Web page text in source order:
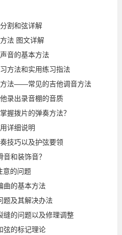
割和弦详解
法 图文详解
音的基本方法
方法和实用练习指法
法——常见的吉他调音方法
录出录音棚的音质
拨片的弹奏方法？
详细说明
技巧以及护弦要领
和装饰音？
意的问题
的基本方法
题及其解决办法
的问题以及修理调整
的标记理论